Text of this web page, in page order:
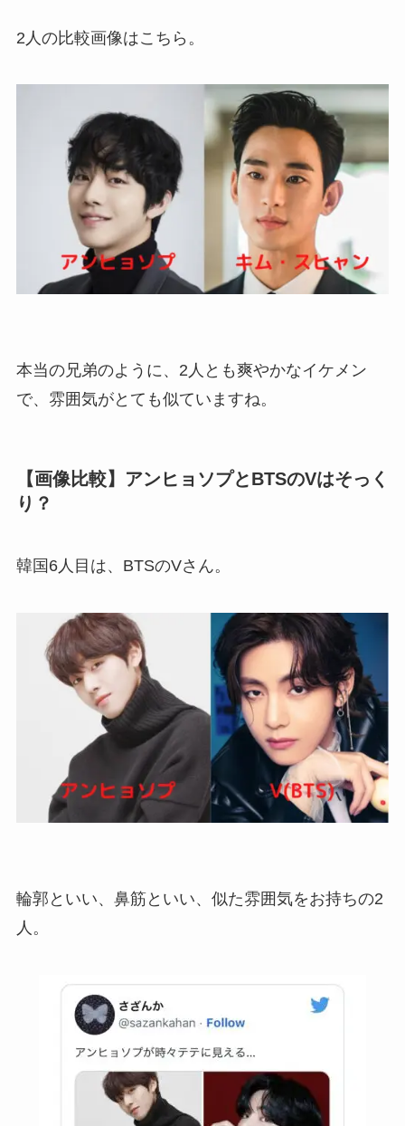
2人の比較画像はこちら。
本当の兄弟のように、2人とも爽やかなイケメン
で、雰囲気がとても似ていますね。
【画像比較】アンヒョソプとBTSのVはそっく
り？
韓国6人目は、BTSのVさん。
輪郭といい、鼻筋といい、似た雰囲気をお持ちの2
人。